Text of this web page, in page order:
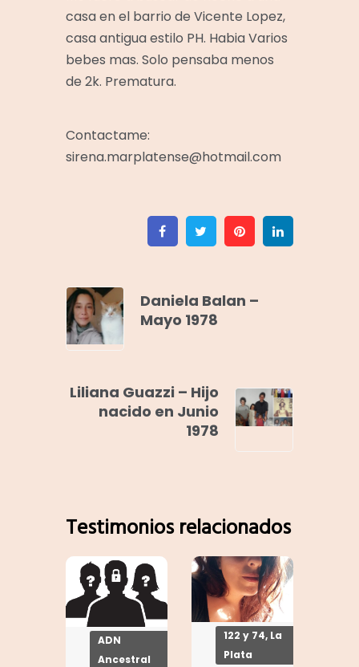
casa en el barrio de Vicente Lopez,
casa antigua estilo PH. Habia Varios
bebes mas. Solo pensaba menos
de 2k. Prematura.
Contactame:
sirena.marplatense@hotmail.com
FacebookTwitter Pinterest
Daniela Balan –
Mayo 1978
Liliana Guazzi – Hijo
nacido en Junio
1978
Testimonios relacionados
ADN
Ancestral
122 y 74, La
Plata